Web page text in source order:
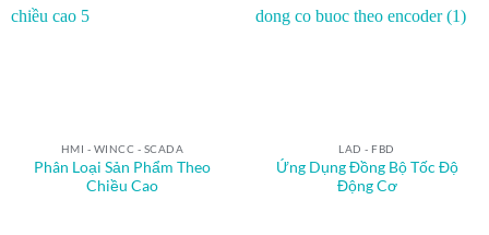
HMI - WINCC - SCADA
Phân Loại Sản Phẩm Theo
Chiều Cao
LAD - FBD
Ứng Dụng Đồng Bộ Tốc Độ
Động Cơ